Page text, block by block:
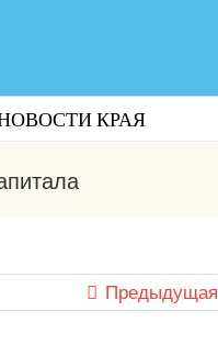
КРАЯ
Предыдущая